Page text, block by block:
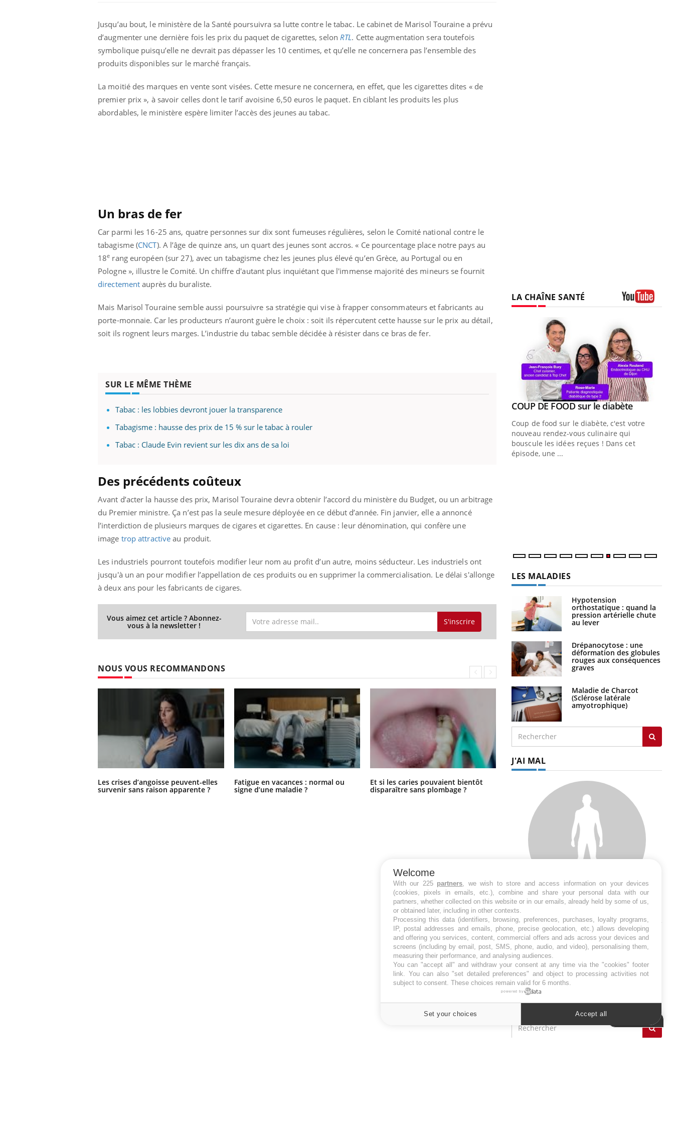
Jusqu’au bout, le ministère de la Santé poursuivra sa lutte contre le tabac. Le cabinet de Marisol Touraine a prévu
d’augmenter une dernière fois les prix du paquet de cigarettes, selon RTL. Cette augmentation sera toutefois
symbolique puisqu’elle ne devrait pas dépasser les 10 centimes, et qu’elle ne concernera pas l’ensemble des
produits disponibles sur le marché français.
La moitié des marques en vente sont visées. Cette mesure ne concernera, en effet, que les cigarettes dites « de
premier prix », à savoir celles dont le tarif avoisine 6,50 euros le paquet. En ciblant les produits les plus
abordables, le ministère espère limiter l’accès des jeunes au tabac.
Un bras de fer
Car parmi les 16-25 ans, quatre personnes sur dix sont fumeuses régulières, selon le Comité national contre le
tabagisme (CNCT). A l’âge de quinze ans, un quart des jeunes sont accros. « Ce pourcentage place notre pays au
18e rang européen (sur 27), avec un tabagisme chez les jeunes plus élevé qu’en Grèce, au Portugal ou en
Pologne », illustre le Comité. Un chiffre d'autant plus inquiétant que l'immense majorité des mineurs se fournit
directement auprès du buraliste.
Mais Marisol Touraine semble aussi poursuivre sa stratégie qui vise à frapper consommateurs et fabricants au
porte-monnaie. Car les producteurs n’auront guère le choix : soit ils répercutent cette hausse sur le prix au détail,
soit ils rognent leurs marges. L’industrie du tabac semble décidée à résister dans ce bras de fer.
SUR LE MÊME THÈME
Tabac : les lobbies devront jouer la transparence
Tabagisme : hausse des prix de 15 % sur le tabac à rouler
Tabac : Claude Evin revient sur les dix ans de sa loi
Des précédents coûteux
Avant d’acter la hausse des prix, Marisol Touraine devra obtenir l’accord du ministère du Budget, ou un arbitrage
du Premier ministre. Ça n’est pas la seule mesure déployée en ce début d’année. Fin janvier, elle a annoncé
l’interdiction de plusieurs marques de cigares et cigarettes. En cause : leur dénomination, qui confère une
image trop attractive au produit.
Les industriels pourront toutefois modifier leur nom au profit d’un autre, moins séducteur. Les industriels ont
jusqu'à un an pour modifier l’appellation de ces produits ou en supprimer la commercialisation. Le délai s'allonge
à deux ans pour les fabricants de cigares.
Vous aimez cet article ? Abonnez-
vous à la newsletter ! S'inscrire
NOUS VOUS RECOMMANDONS
Les crises d’angoisse peuvent-elles
survenir sans raison apparente ?
Fatigue en vacances : normal ou
signe d’une maladie ?
Et si les caries pouvaient bientôt
disparaître sans plombage ?
Éclipse solaire du 12 août : “Des
verres adaptés, c'est indispensable
pour la santé des yeux”
LA CHAÎNE SANTÉ
Eczéma Chronique des Mains : se
préparer pour l’été ! Youtube
L'été arrive… et avec lui, un tout nouveau
rythme de vie ! Vacances, plage, piscine,
Youtube
Diabète & Ramadan 2026
Le Ramadan approche, et, pour de
diabète, c'est une période de questions, de
Youtube
COUP DE FOOD sur le diabèteYoutube
Coup de food sur le diabète, c'est votre
nouveau rendez-vous culinaire qui
bouscule les idées reçues ! Dans cet
épisode, une ...
LES MALADIES
Hypotension
orthostatique : quand la
pression artérielle chute
au lever
Drépanocytose : une
déformation des globules
rouges aux conséquences
graves
Maladie de Charcot
(Sclérose latérale
amyotrophique)
J'AI MAL
SYMPTÔMES
Douleurs de l’avant-pied :
des métatarsalgies à 90 %
liées à problème d’appui
Welcome
With our 225 partners, we wish to store and access information on your devices
(cookies, pixels in emails, etc.), combine and share your personal data with our
partners, whether collected on this website or in our emails, already held by some of us,
or obtained later, including in other contexts.
Processing this data (identifiers, browsing, preferences, purchases, loyalty programs,
IP, postal addresses and emails, phone, precise geolocation, etc.) allows developing
and offering you services, content, commercial offers and ads across your devices and
screens (including by email, post, SMS, phone, audio, and video), personalising them,
measuring their performance, and analysing audiences.
You can "accept all" and withdraw your consent at any time via the "cookies" footer
link. You can also "set detailed preferences" and object to processing activities not
subject to consent. These choices remain valid for 6 months.
powered by
Set your choices Accept all